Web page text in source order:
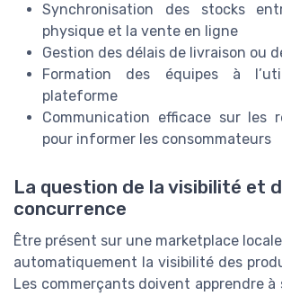
Synchronisation des stocks
physique et la vente en ligne
Gestion des délais de livraison ou
Formation des équipes à
plateforme
Communication efficace sur les
pour informer les consommateurs
La question de la visibilité et
concurrence
Être présent sur une marketplace
automatiquement la visibilité des
Les commerçants doivent apprendre à